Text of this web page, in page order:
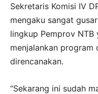
Sekretaris Komisi IV
mengaku sangat
lingkup Pemprov
menjalankan program
direncanakan.
“Sekarang ini sudah